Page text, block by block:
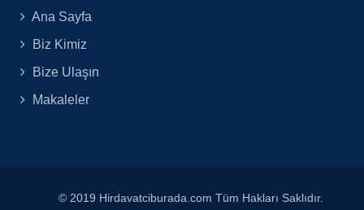
Ana Sayfa
Biz Kimiz
Bize Ulaşın
Makaleler
© 2019 Hirdavatciburada.com Tüm Hakları Saklıdır.